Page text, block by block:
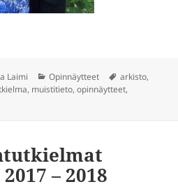
Laimi Kategoriat
Opinnäytteet Avainsanat
arkisto,
, muistitieto,opinnäytteet,
– 2018